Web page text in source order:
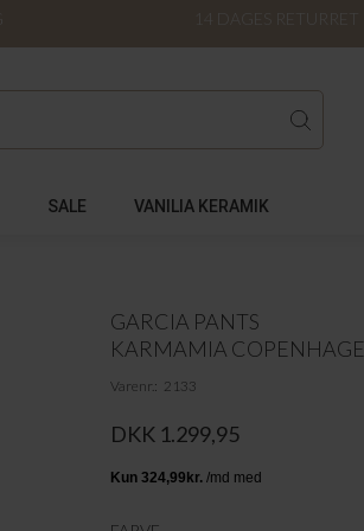
14 DAGES RETURRET
SALE VANILIA KERAMIK
GARCIA PANTS
KARMAMIA
Varenr. 2133
DKK 1.299,95